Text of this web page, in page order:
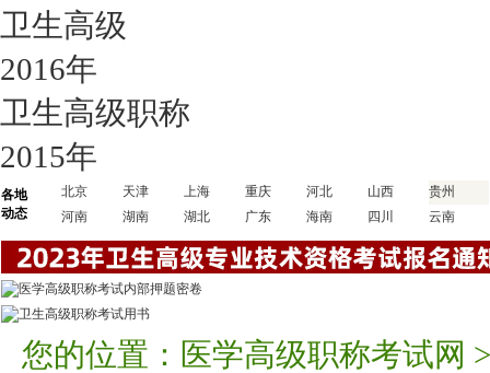
卫生高级
2016年
卫生高级职称
2015年
各地
动态
北京 天津 上海 重庆 河北 山西
贵州
河南
湖南 湖北 广东 海南 四川 云南
您的位置： 医学高级职称考试网